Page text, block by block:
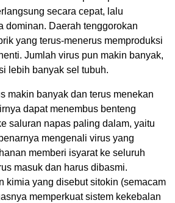
secara cepat, lalu
dominan. Daerah tenggorokan
yang terus-menerus memproduksi
Jumlah virus pun makin banyak,
lebih banyak sel tubuh.
makin banyak dan terus menekan
dapat menembus benteng
saluran napas paling dalam, yaitu
mengenali virus yang
memberi isyarat ke seluruh
masuk dan harus dibasmi.
kimia yang disebut sitokin (semacam
memperkuat sistem kekebalan